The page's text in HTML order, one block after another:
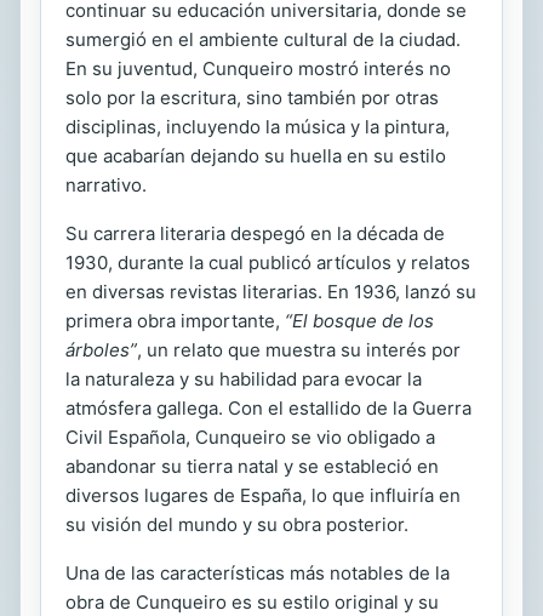
continuar su educación universitaria, donde se
sumergió en el ambiente cultural de la ciudad.
En su juventud, Cunqueiro mostró interés no
solo por la escritura, sino también por otras
disciplinas, incluyendo la música y la pintura,
que acabarían dejando su huella en su estilo
narrativo.
Su carrera literaria despegó en la década de
1930, durante la cual publicó artículos y relatos
en diversas revistas literarias. En 1936, lanzó su
primera obra importante, “El bosque de los
árboles”, un relato que muestra su interés por
la naturaleza y su habilidad para evocar la
atmósfera gallega. Con el estallido de la Guerra
Civil Española, Cunqueiro se vio obligado a
abandonar su tierra natal y se estableció en
diversos lugares de España, lo que influiría en
su visión del mundo y su obra posterior.
Una de las características más notables de la
obra de Cunqueiro es su estilo original y su